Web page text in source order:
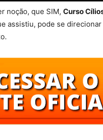
noção, que SIM, Curso
assistiu, pode se